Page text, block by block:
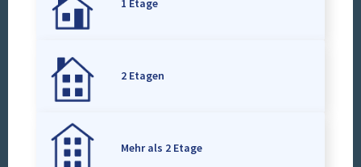
1 Etage
2 Etagen
Mehr als 2 Etage